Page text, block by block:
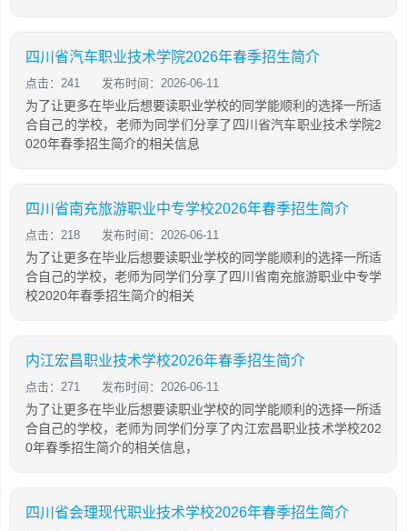
四川省汽车职业技术学院2026年春季招生简介
点击：241 发布时间：2026-06-11
为了让更多在毕业后想要读职业学校的同学能顺利的选择一所适
合自己的学校，老师为同学们分享了四川省汽车职业技术学院2
020年春季招生简介的相关信息
四川省南充旅游职业中专学校2026年春季招生简介
点击：218 发布时间：2026-06-11
为了让更多在毕业后想要读职业学校的同学能顺利的选择一所适
合自己的学校，老师为同学们分享了四川省南充旅游职业中专学
校2020年春季招生简介的相关
内江宏昌职业技术学校2026年春季招生简介
点击：271 发布时间：2026-06-11
为了让更多在毕业后想要读职业学校的同学能顺利的选择一所适
合自己的学校，老师为同学们分享了内江宏昌职业技术学校202
0年春季招生简介的相关信息，
四川省会理现代职业技术学校2026年春季招生简介